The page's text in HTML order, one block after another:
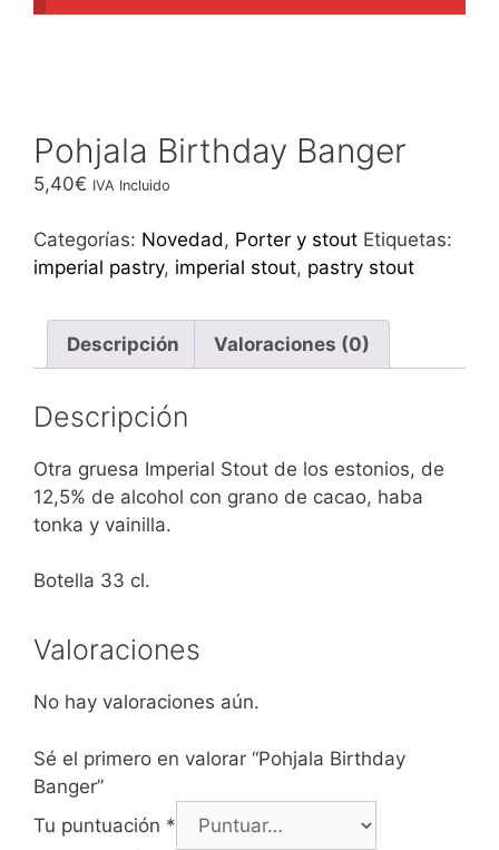
Pohjala Birthday Banger
5,40€ IVA Incluido
Categorías: Novedad, Porter y stout Etiquetas:
imperial pastry, imperial stout, pastry stout
Descripción Valoraciones (0)
Descripción
Otra gruesa Imperial Stout de los estonios, de
12,5% de alcohol con grano de cacao, haba
tonka y vainilla.
Botella 33 cl.
Valoraciones
No hay valoraciones aún.
Sé el primero en valorar “Pohjala Birthday
Banger”
Tu puntuación *